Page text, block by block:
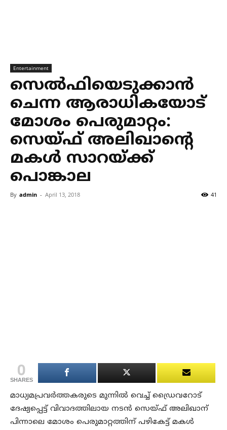
Entertainment
സെല്‍ഫിയെടുക്കാന്‍
ചെന്ന ആരാധികയോട്
മോശം പെരുമാറ്റം:
സെയ്ഫ് അലിഖാന്റെ
മകള്‍ സാറയ്ക്ക്
പൊങ്കാല
By admin - April 13, 2018 41
0
SHARES
മാധ്യമപ്രവര്‍ത്തകരുടെ മുന്നില്‍ വെച്ച് ഡ്രൈവറോട്
ദേഷ്യപ്പെട്ട് വിവാദത്തിലായ നടന്‍ സെയ്ഫ് അലിഖാന്
പിന്നാലെ മോശം പെരുമാറ്റത്തിന് പഴികേട്ട് മകള്‍